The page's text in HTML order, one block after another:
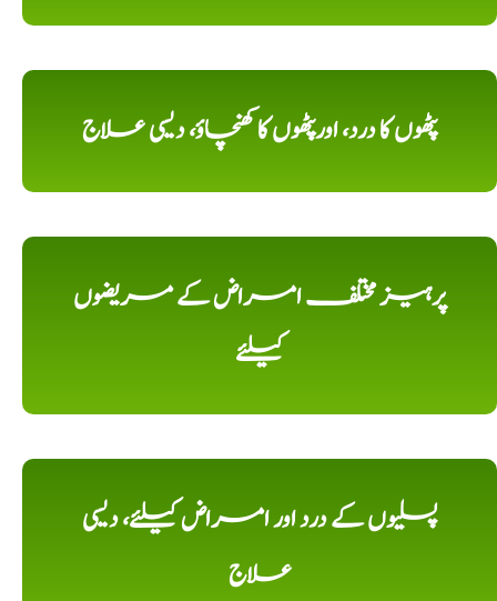
پٹھوں کا درد، اورپٹھوں کا کھنچاؤ، دیسی علاج
پرہیز مختلف امراض کے مریضوں
کیلئے
پسلیوں کے درد اور امراض کیلئے، دیسی
علاج